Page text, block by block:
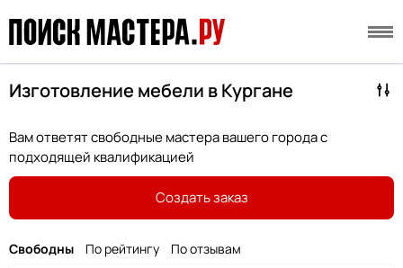
Изготовление мебели в Кургане
Вам ответят свободные мастера вашего города с
подходящей квалификацией
Создать заказ
Свободны По рейтингу По отзывам